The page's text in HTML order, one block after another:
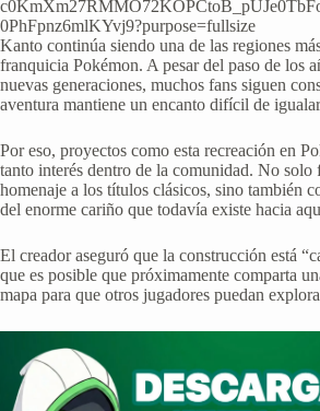
Kanto continúa siendo una de las regiones
franquicia Pokémon. A pesar del paso de los
nuevas generaciones, muchos fans siguen
aventura mantiene un encanto difícil de
Por eso, proyectos como esta recreación en
tanto interés dentro de la comunidad. No solo
homenaje a los títulos clásicos, sino también
del enorme cariño que todavía existe hacia
El creador aseguró que la construcción está
que es posible que próximamente comparta
mapa para que otros jugadores puedan